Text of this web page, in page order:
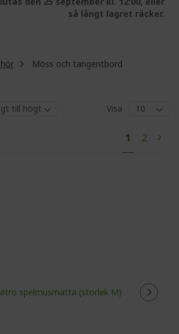
så långt lagret räcker.
Möss och tangentbord
Visa
You're
currently
1 Page
2 Page
Next